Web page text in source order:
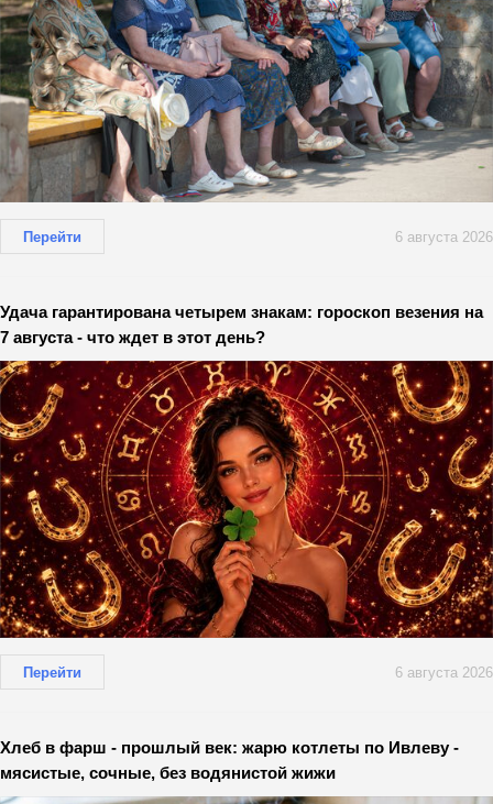
Перейти 6 августа 2026
Удача гарантирована четырем знакам: гороскоп везения на
7 августа - что ждет в этот день?
Перейти 6 августа 2026
Хлеб в фарш - прошлый век: жарю котлеты по Ивлеву -
мясистые, сочные, без водянистой жижи